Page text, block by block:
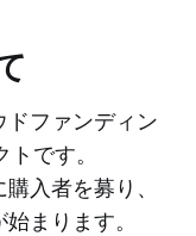
ドファンディン
です。
入者を募り、
まります。